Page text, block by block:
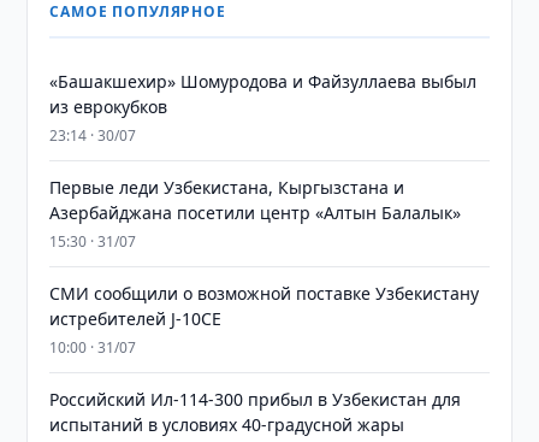
САМОЕ ПОПУЛЯРНОЕ
«Башакшехир» Шомуродова и Файзуллаева выбыл
из еврокубков
23:14 · 30/07
Первые леди Узбекистана, Кыргызстана и
Азербайджана посетили центр «Алтын Балалык»
15:30 · 31/07
СМИ сообщили о возможной поставке Узбекистану
истребителей J-10CE
10:00 · 31/07
Российский Ил-114-300 прибыл в Узбекистан для
испытаний в условиях 40-градусной жары